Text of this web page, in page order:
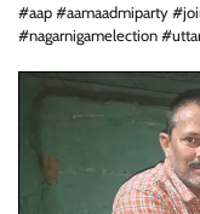
#aap #aamaadmiparty
#nagarnigamelection